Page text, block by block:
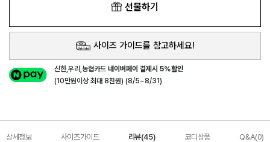
선물하기
사이즈 가이드를 참고하세요!
신한,우리,농협카드네이버페이 결제시 5%할인
(10만원이상 최대 8천원) (8/5~8/31)
상세정보 사이즈가이드 리뷰(45) 코디상품 Q&A(0)